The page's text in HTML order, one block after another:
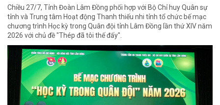
Chiều 27/7, Tỉnh Đoàn Lâm Đồng phối hợp với Bộ Chỉ huy Quân sự
tỉnh và Trung tâm Hoạt động Thanh thiếu nhi tỉnh tổ chức bế mạc
chương trình Học kỳ trong Quân đội tỉnh Lâm Đồng lần thứ XIV năm
2026 với chủ đề "Thép đã tôi thế đấy".